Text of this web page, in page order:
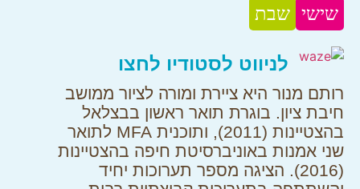
שישי שבת
לניווט לסטודיו לחצו
רותם מנור היא ציירת ומורה לציור ממושב
חיבת ציון. בוגרת תואר ראשון בבצלאל
בהצטיינות (2011), ותוכנית MFA לתואר
שני אמנות באוניברסיטת חיפה בהצטיינות
(2016). הציגה מספר תערוכות יחיד